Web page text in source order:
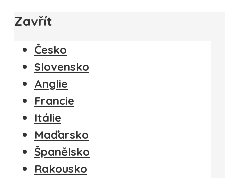
Zavřít
Česko
Slovensko
Anglie
Francie
Itálie
Maďarsko
Španělsko
Rakousko